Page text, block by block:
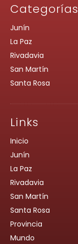
Categorías
Junín
La Paz
Rivadavia
San Martín
Santa Rosa
Links
Inicio
Junín
La Paz
Rivadavia
San Martín
Santa Rosa
Provincia
Mundo